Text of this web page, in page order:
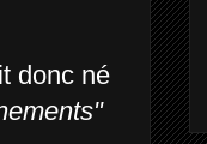
donc né